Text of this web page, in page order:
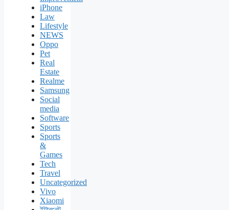
iPhone
Law
Lifestyle
NEWS
Oppo
Pet
Real
Estate
Realme
Samsung
Social
media
Software
Sports
Sports
&
Games
Tech
Travel
Uncategorized
Vivo
Xiaomi